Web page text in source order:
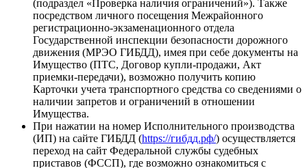
(подраздел «Проверка наличия ограничений»). Также
посредством личного посещения Межрайонного
регистрационно-экзаменационного отдела
Государственной инспекции безопасности дорожного
движения (МРЭО ГИБДД), имея при себе документы на
Имущество (ПТС, Договор купли-продажи, Акт
приемки-передачи), возможно получить копию
Карточки учета транспортного средства со сведениями о
наличии запретов и ограничений в отношении
Имущества.
При нажатии на номер Исполнительного производства
(ИП) на сайте ГИБДД (https://гибдд.рф/) осуществляется
переход на сайт Федеральной службы судебных
приставов (ФССП), где возможно ознакомиться с